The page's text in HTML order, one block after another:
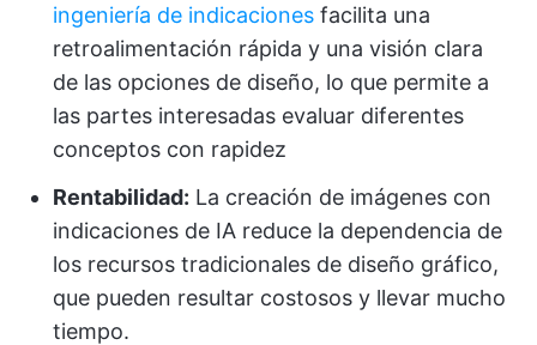
ingeniería de indicaciones facilita una
retroalimentación rápida y una visión clara
de las opciones de diseño, lo que permite a
las partes interesadas evaluar diferentes
conceptos con rapidez
Rentabilidad: La creación de imágenes con
indicaciones de IA reduce la dependencia de
los recursos tradicionales de diseño gráfico,
que pueden resultar costosos y llevar mucho
tiempo.